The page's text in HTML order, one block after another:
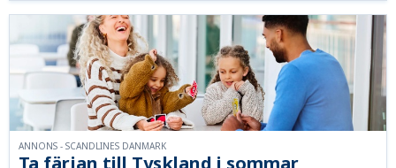
ANNONS - SCANDLINES DANMARK